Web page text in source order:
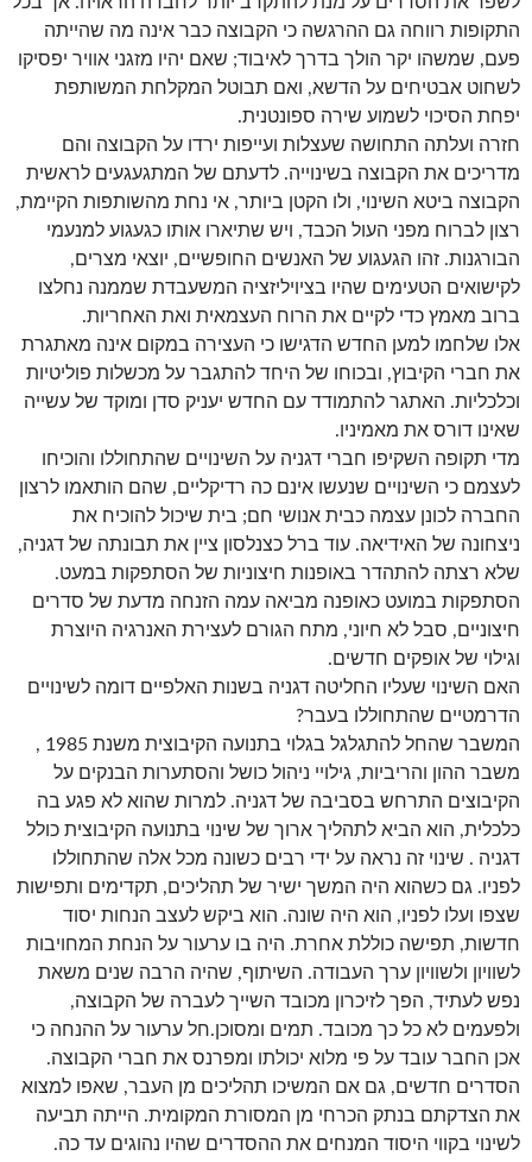
התקופות רווחה גם ההרגשה כי הקבוצה כבר אינה מה שהייתה
פעם, שמשהו יקר הולך בדרך לאיבוד; שאם יהיו מזגני אוויר יפסיקו
לשחוט אבטיחים על הדשא, ואם תבוטל המקלחת המשותפת
יפחת הסיכוי לשמוע שירה ספונטנית.
חזרה ועלתה התחושה שעצלות ועייפות ירדו על הקבוצה והם
מדריכים את הקבוצה בשינוייה. לדעתם של המתגעגעים לראשית
הקבוצה ביטא השינוי, ולו הקטן ביותר, אי נחת מהשותפות הקיימת,
רצון לברוח מפני העול הכבד, ויש שתיארו אותו כגעגוע למנעמי
הבורגנות. זהו הגעגוע של האנשים החופשיים, יוצאי מצרים,
לקישואים הטעימים שהיו בציויליזציה המשעבדת שממנה נחלצו
ברוב מאמץ כדי לקיים את הרוח העצמאית ואת האחריות.
אלו שלחמו למען החדש הדגישו כי העצירה במקום אינה מאתגרת
את חברי הקיבוץ, ובכוחו של היחד להתגבר על מכשלות פוליטיות
וכלכליות. האתגר להתמודד עם החדש יעניק סדן ומוקד של עשייה
שאינו דורס את מאמיניו.
מדי תקופה השקיפו חברי דגניה על השינויים שהתחוללו והוכיחו
לעצמם כי השינויים שנעשו אינם כה רדיקליים, שהם הותאמו לרצון
החברה לכונן עצמה כבית אנושי חם; בית שיכול להוכיח את
ניצחונה של האידיאה. עוד ברל כצנלסון ציין את תבונתה של דגניה,
שלא רצתה להתהדר באופנות חיצוניות של הסתפקות במעט.
הסתפקות במועט כאופנה מביאה עמה הזנחה מדעת של סדרים
חיצוניים, סבל לא חיוני, מתח הגורם לעצירת האנרגיה היוצרת
וגילוי של אופקים חדשים.
האם השינוי שעליו החליטה דגניה בשנות האלפיים דומה לשינויים
הדרמטיים שהתחוללו בעבר?
המשבר שהחל להתגלגל בגלוי בתנועה הקיבוצית משנת 1985 ,
משבר ההון והריביות, גילויי ניהול כושל והסתערות הבנקים על
הקיבוצים התרחש בסביבה של דגניה. למרות שהוא לא פגע בה
כלכלית, הוא הביא לתהליך ארוך של שינוי בתנועה הקיבוצית כולל
דגניה . שינוי זה נראה על ידי רבים כשונה מכל אלה שהתחוללו
לפניו. גם כשהוא היה המשך ישיר של תהליכים, תקדימים ותפישות
שצפו ועלו לפניו, הוא היה שונה. הוא ביקש לעצב הנחות יסוד
חדשות, תפישה כוללת אחרת. היה בו ערעור על הנחת המחויבות
לשוויון ולשוויון ערך העבודה. השיתוף, שהיה הרבה שנים משאת
נפש לעתיד, הפך לזיכרון מכובד השייך לעברה של הקבוצה,
ולפעמים לא כל כך מכובד. תמים ומסוכן.חל ערעור על ההנחה כי
אכן החבר עובד על פי מלוא יכולתו ומפרנס את חברי הקבוצה.
הסדרים חדשים, גם אם המשיכו תהליכים מן העבר, שאפו למצוא
את הצדקתם בנתק הכרחי מן המסורת המקומית. הייתה תביעה
לשינוי בקווי היסוד המנחים את ההסדרים שהיו נהוגים עד כה.